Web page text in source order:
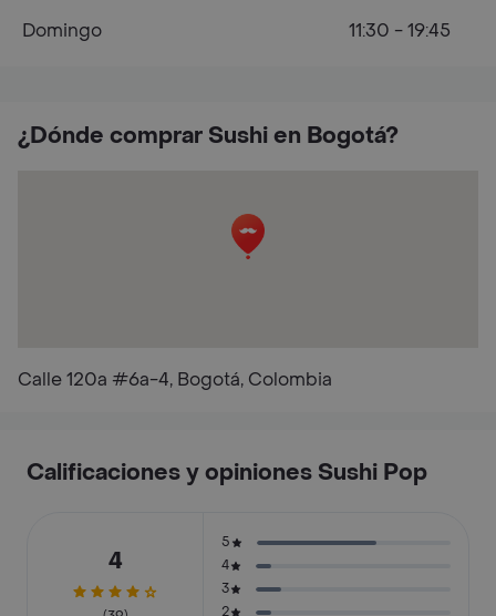
¿Dónde comprar Sushi en Bogotá?
Calle 120a #6a-4, Bogotá, Colombia
Domingo
11:30 - 19:45
Calificaciones y opiniones Sushi Pop
4
5
4
3
2